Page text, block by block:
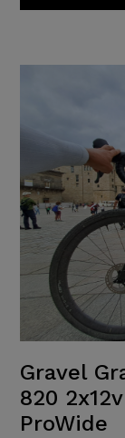
Gravel
820
ProWide